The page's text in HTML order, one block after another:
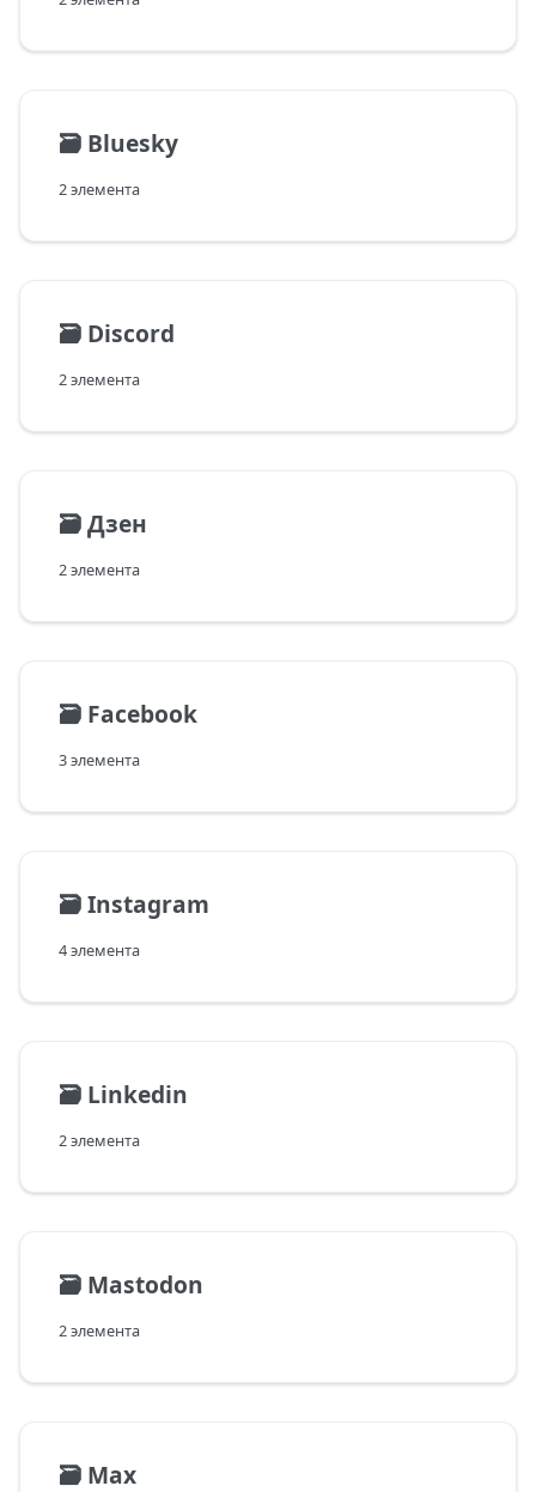
🗃️ Bluesky
2 элемента
🗃️ Discord
2 элемента
🗃️Дзен
2 элемента
🗃️ Facebook
3 элемента
🗃️Instagram
4 элемента
🗃️ Linkedin
2 элемента
🗃️ Mastodon
2 элемента
🗃️ Max